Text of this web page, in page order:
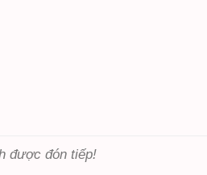
được đón tiếp!